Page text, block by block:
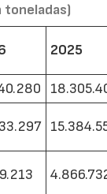
toneladas)
2025